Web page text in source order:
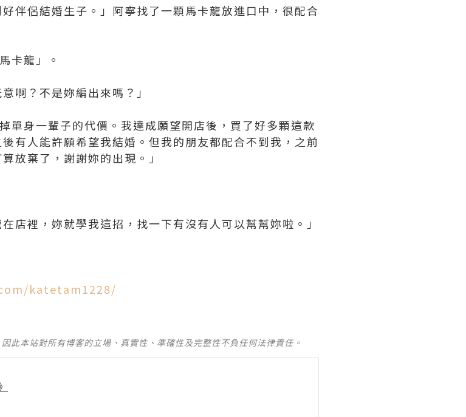
伴侶結婚生子。」阿寧找了一顆馬卡龍放進口中，很配合
卡龍」。
啊？不是妳編出來嗎？」
單身一輩子的代價。我達成願望開店後，買了好多顆這款
有人能許願希望我結婚。但我的朋友都配合不到我，之前
放棄了，謝謝妳的出現。」
店裡，妳就學我這招，找一下有沒有人可以幫幫妳啦。」
katetam1228/
此本站對所有博客的立場、真實性、準確性及完整性不負任何法律責任。